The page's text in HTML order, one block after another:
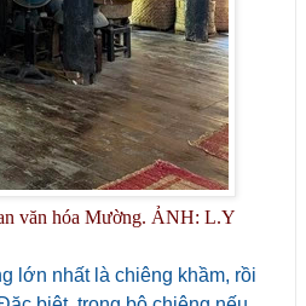
văn hóa Mường. ẢNH: L.Y
lớn nhất là chiêng khầm, rồi